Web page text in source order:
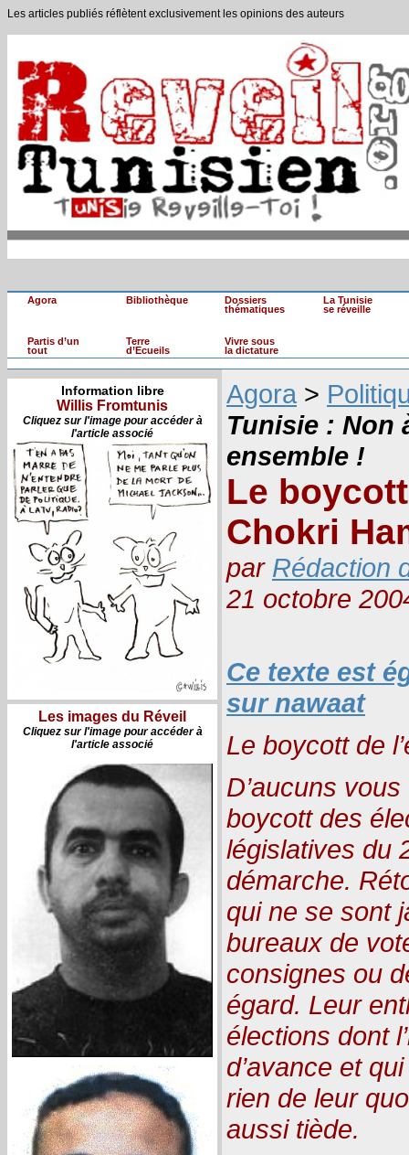
Les articles publiés réflètent exclusivement les opinions des auteurs
Agora Bibliothèque
Dossiers
thématiques
La Tunisie
se réveille
Partis d’un
tout
Terre
d’Ecueils
Vivre sous
la dictature
Information libre
Willis Fromtunis
Cliquez sur l'image pour accéder à
l'article associé
Les images du Réveil
Cliquez sur l'image pour accéder à
l'article associé
Agora >
Tunisie : Non
ensemble !
Le
Chokri
par Rédaction
21 octobre
Ce texte est
sur nawaat
Le boycott de
D’aucuns
boycott des
législatives du
démarche.
qui ne se sont
bureaux de
consignes ou
égard. Leur
élections dont
d’avance et
rien de leur
aussi tiède.